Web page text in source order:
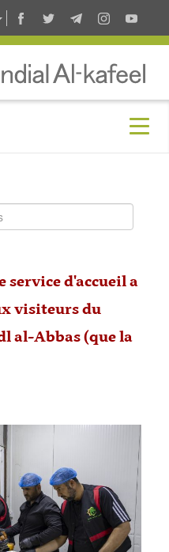
d'accueil a
visiteurs du
al-Abbas (que la